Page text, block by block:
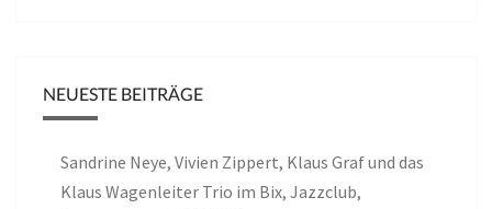
NEUESTE BEITRÄGE
Sandrine Neye, Vivien Zippert, Klaus Graf und das
Klaus Wagenleiter Trio im Bix, Jazzclub,